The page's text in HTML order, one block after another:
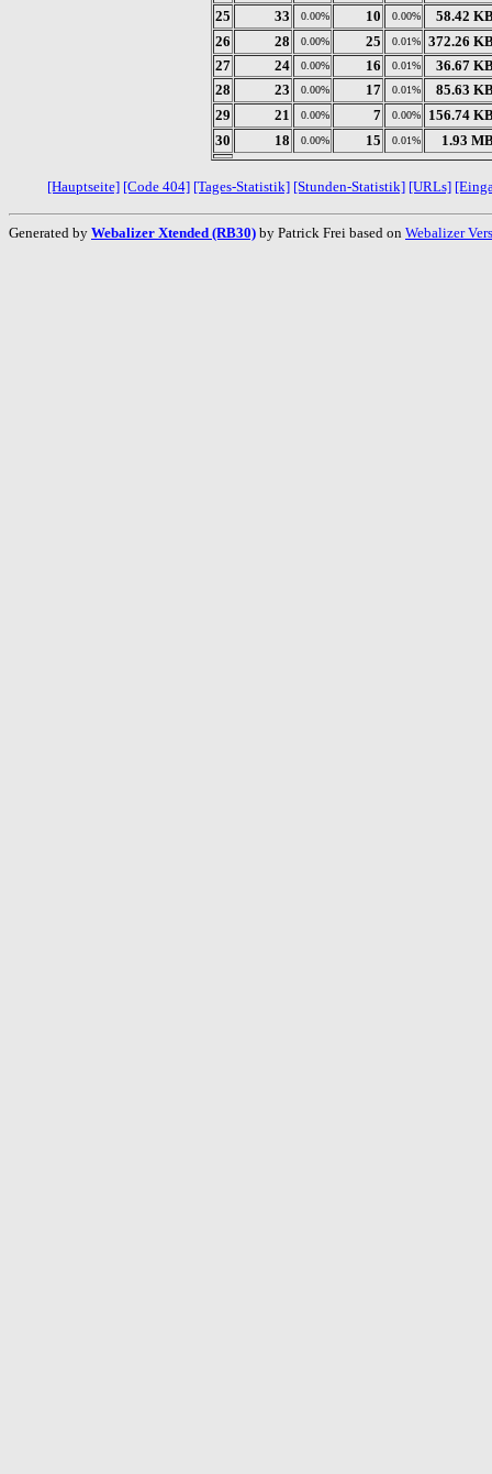
25
33 0.00% 10 0.00%
58.42
26
28 0.00% 25 0.01%
372.26
27
24 0.00% 16 0.01%
36.67
28
23 0.00% 17 0.01%
85.63
29
21 0.00% 7 0.00%
156.74
30
18 0.00% 15 0.01% 1.93
[Hauptseite] [Code 404] [Tages-Statistik] [Stunden-Statistik] [URLs]
Generated by Webalizer Xtended (RB30) by Patrick Frei based on Webalizer